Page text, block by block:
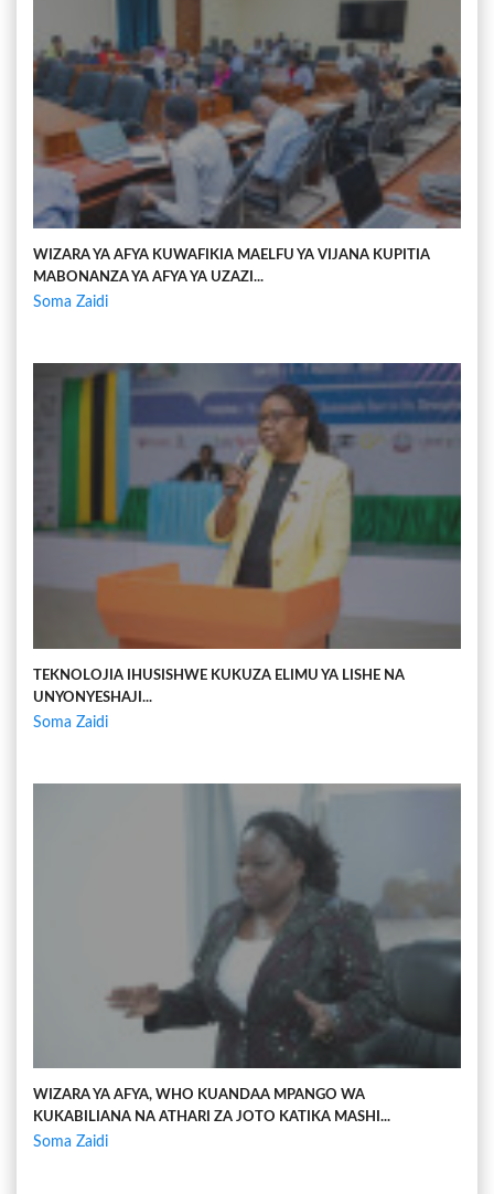
WIZARA YA AFYA KUWAFIKIA MAELFU YA VIJANA KUPITIA
MABONANZA YA AFYA YA UZAZI...
Soma Zaidi
TEKNOLOJIA IHUSISHWE KUKUZA ELIMU YA LISHE NA
UNYONYESHAJI...
Soma Zaidi
WIZARA YA AFYA, WHO KUANDAA MPANGO WA
KUKABILIANA NA ATHARI ZA JOTO KATIKA MASHI...
Soma Zaidi